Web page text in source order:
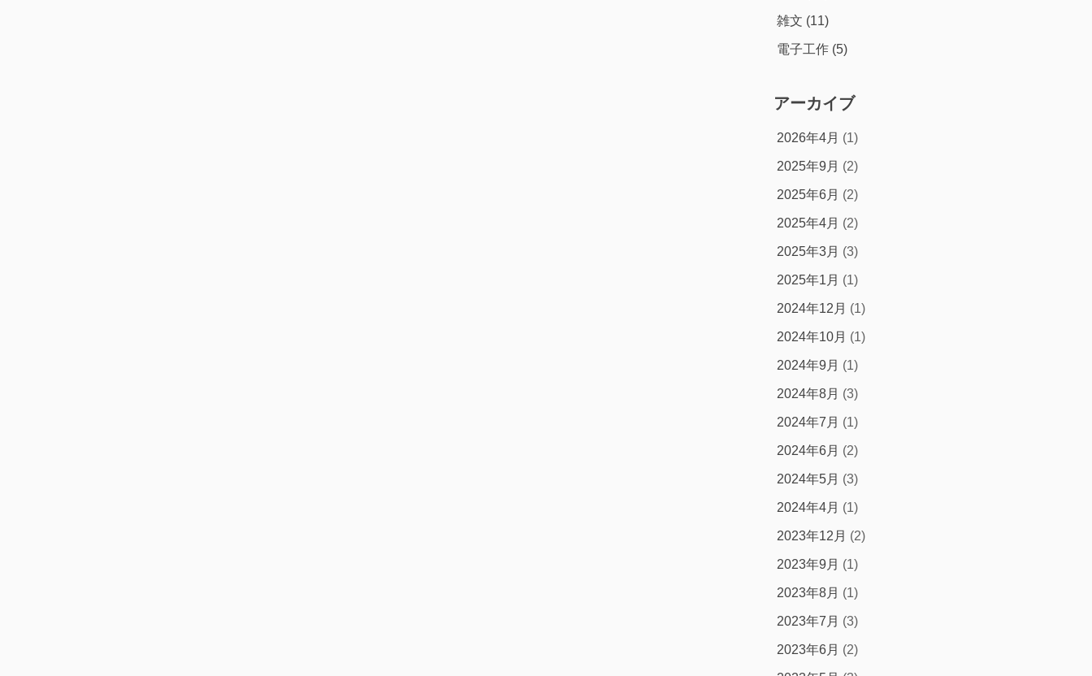
雑文 (11)
電子工作 (5)
アーカイブ
2026年4月 (1)
2025年9月 (2)
2025年6月 (2)
2025年4月 (2)
2025年3月 (3)
2025年1月 (1)
2024年12月 (1)
2024年10月 (1)
2024年9月 (1)
2024年8月 (3)
2024年7月 (1)
2024年6月 (2)
2024年5月 (3)
2024年4月 (1)
2023年12月 (2)
2023年9月 (1)
2023年8月 (1)
2023年7月 (3)
2023年6月 (2)